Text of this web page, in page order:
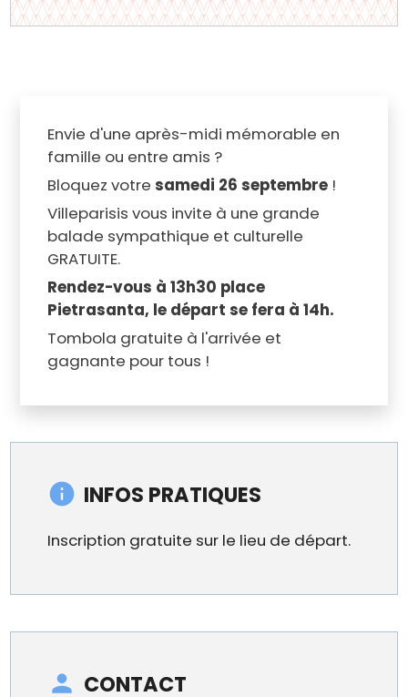
Envie d'une après-midi mémorable en
famille ou entre amis ?
Bloquez votre samedi 26 septembre!
Villeparisis vous invite à une grande
balade sympathique et culturelle
GRATUITE.
Rendez-vous à 13h30 place
Pietrasanta, le départ se fera à 14h.
Tombola gratuite à l'arrivée et
gagnante pour tous !
INFOS PRATIQUES
Inscription gratuite sur le lieu de départ.
CONTACT